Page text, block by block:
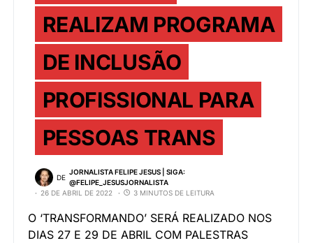
REALIZAM PROGRAMA
DE INCLUSÃO
PROFISSIONAL PARA
PESSOAS TRANS
DE
JORNALISTA FELIPE JESUS | SIGA:
@FELIPE_JESUSJORNALISTA
26 DE ABRIL DE 2022
3 MINUTOS DE LEITURA
O ‘TRANSFORMANDO’ SERÁ REALIZADO NOS
DIAS 27 E 29 DE ABRIL COM PALESTRAS